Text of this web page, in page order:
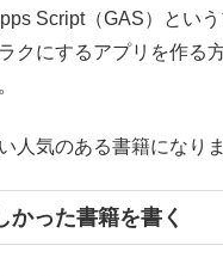
Script（GAS）とい
クにするアプリを作る
人気のある書籍になりま
かった書籍を書く